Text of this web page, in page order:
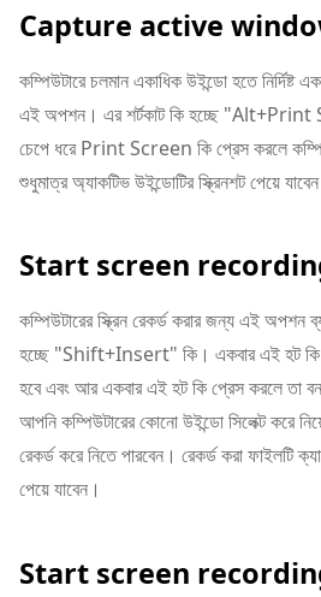
Capture active
কম্পিউটারে চলমান একাধিক উইন্ডো হতে নির্দিষ্ট
এই অপশন। এর শর্টকাট কি হচ্ছে
চেপে ধরে Print Screen কি প্রেস করলে
শুধুমাত্র অ্যাকটিভ উইন্ডোটির স্ক্রিনশট পেয়ে
Start screen
কম্পিউটারের স্ক্রিন রেকর্ড করার জন্য এই
হচ্ছে "Shift+Insert" কি। একবার এই হট কি
হবে এবং আর একবার এই হট কি প্রেস করলে তা
আপনি কম্পিউটারের কোনো উইন্ডো সিলেক্ট করে
রেকর্ড করে নিতে পারবেন। রেকর্ড করা ফাইলটি
পেয়ে যাবেন।
Start screen